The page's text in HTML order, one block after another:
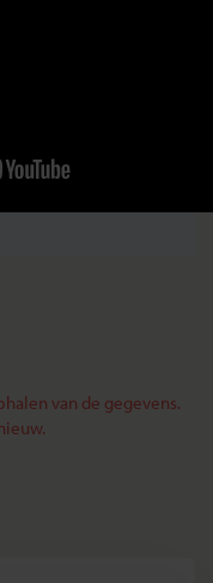
van de gegevens.